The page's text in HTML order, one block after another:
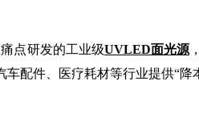
点研发的工业级UVLED面光源
配件、医疗耗材等行业提供“